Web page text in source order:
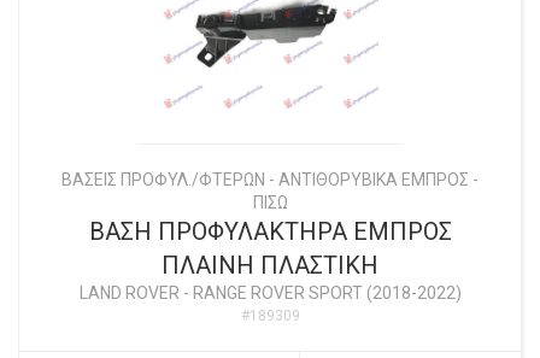
ΒΑΣΕΙΣ ΠΡΟΦΥΛ./ΦΤΕΡΩΝ - ΑΝΤΙΘΟΡΥΒΙΚΑ ΕΜΠΡΟΣ -
ΠΙΣΩ
ΒΑΣΗ ΠΡΟΦΥΛΑΚΤΗΡΑ ΕΜΠΡΟΣ
ΠΛΑΙΝΗ ΠΛΑΣΤΙΚΗ
LAND ROVER - RANGE ROVER SPORT (2018-2022)
#189309